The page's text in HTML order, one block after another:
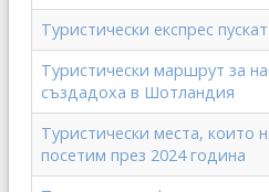
Туристически експрес
Туристически маршрут за
създадоха в Шотландия
Туристически места, които
посетим през 2024 година